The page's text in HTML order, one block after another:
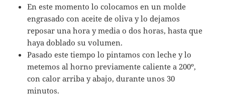
En este momento lo colocamos en un molde
engrasado con aceite de oliva y lo dejamos
reposar una hora y media o dos horas, hasta que
haya doblado su volumen.
Pasado este tiempo lo pintamos con leche y lo
metemos al horno previamente caliente a 200º,
con calor arriba y abajo, durante unos 30
minutos.